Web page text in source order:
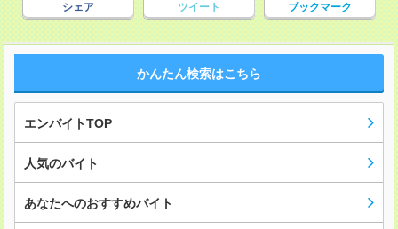
シェア ツイート ブックマーク
かんたん検索はこちら
エンバイトTOP
人気のバイト
あなたへのおすすめバイト